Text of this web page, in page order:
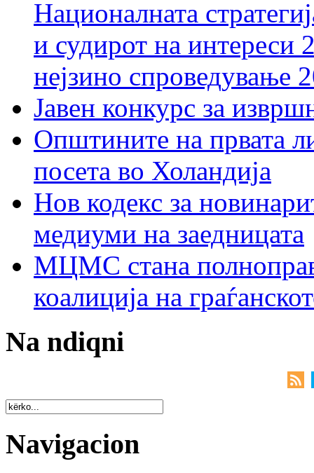
Националната
и судирот на интереси
нејзино спроведување
Јавен конкурс за
Општините на првата
посета во Холандија
Нов кодекс за
медиуми на заедницата
МЦМС стана
коалиција на
Na ndiqni
Navigacion